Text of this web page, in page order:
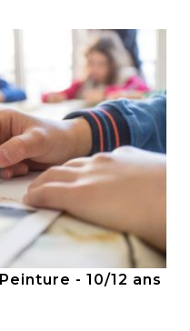
- 10/12 ans